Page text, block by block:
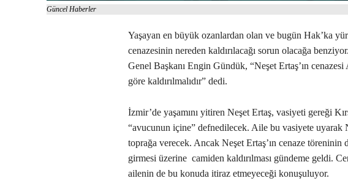
Güncel Haberler
Yaşayan en büyük ozanlardan olan ve bugün Hak’ka
cenazesinin nereden kaldırılacağı sorun olacağa
Genel Başkanı Engin Gündük, “Neşet Ertaş’ın
göre kaldırılmalıdır” dedi.
İzmir’de yaşamını yitiren Neşet Ertaş, vasiyeti gereği
“avucunun içine” defnedilecek. Aile bu vasiyete uyarak
toprağa verecek. Ancak Neşet Ertaş’ın cenaze
girmesi üzerine camiden kaldırılması gündeme geldi.
ailenin de bu konuda itiraz etmeyeceği konuşuluyor.